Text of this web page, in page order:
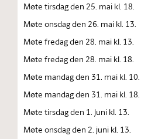
Møte tirsdag den 25. mai kl. 18.
Møte onsdag den 26. mai kl. 13.
Møte fredag den 28. mai kl. 13.
Møte fredag den 28. mai kl. 18.
Møte mandag den 31. mai kl. 10.
Møte mandag den 31. mai kl. 18.
Møte tirsdag den 1. juni kl. 13.
Møte onsdag den 2. juni kl. 13.